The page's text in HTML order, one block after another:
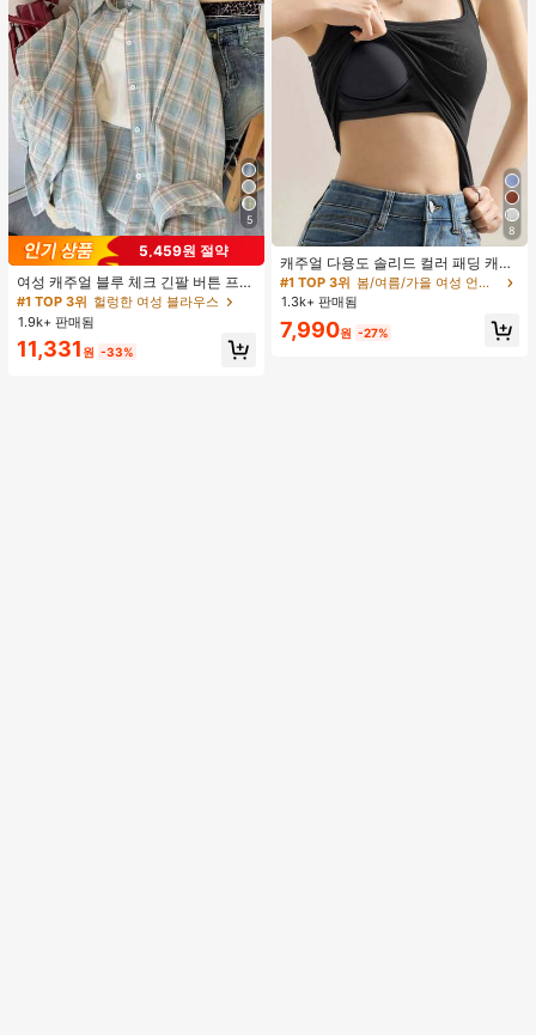
5
5,459원 절약
여성 캐주얼 블루 체크 긴팔 버튼 프론
트 폴리에스터 셔츠, 레귤러 핏, 봄 의
류, 편안한 스타일
#1 TOP 3위 헐렁한 여성 블라우스
1.9k+ 판매됨
11,331 원 -33%
8
캐주얼 다용도 솔리드 컬러 패딩 캐미
솔
#1 TOP 3위
봄/여름/가을 여성 언더셔츠 상의
1.3k+ 판매됨
7,990원 -27%